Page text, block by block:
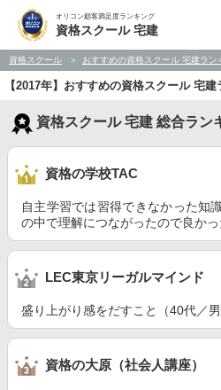
オリコン顧客満足度ランキング
資格スクール 宅建
資格スクール おすすめの資格スクール 宅建ラン
【2017年】おすすめの資格スクール 宅
資格スクール 宅建 総合ラン
資格の学校TAC
自主学習では習得できなかった知
の中で理解につながったので良かっ
LEC東京リーガルマインド
盛り上がり感をだすこと（40代／男
資格の大原（社会人講座）